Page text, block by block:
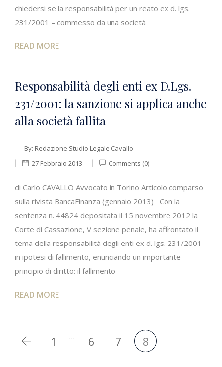
chiedersi se la responsabilità per un reato ex d. lgs.
231/2001 – commesso da una società
READ MORE
Responsabilità degli enti ex D.Lgs.
231/2001: la sanzione si applica anche
alla società fallita
By: Redazione Studio Legale Cavallo
27 Febbraio 2013
Comments (0)
di Carlo CAVALLO Avvocato in Torino Articolo comparso
sulla rivista BancaFinanza (gennaio 2013) Con la
sentenza n. 44824 depositata il 15 novembre 2012 la
Corte di Cassazione, V sezione penale, ha affrontato il
tema della responsabilità degli enti ex d. lgs. 231/2001
in ipotesi di fallimento, enunciando un importante
principio di diritto: il fallimento
READ MORE
1 … 6 7 8